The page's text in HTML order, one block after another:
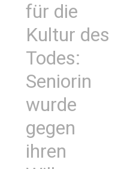
für die
Kultur des
Todes:
Seniorin
wurde
gegen
ihren